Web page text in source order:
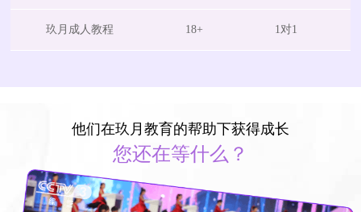
玖月成人教程 18+ 1对1
他们在玖月教育的帮助下获得成长
您还在等什么？